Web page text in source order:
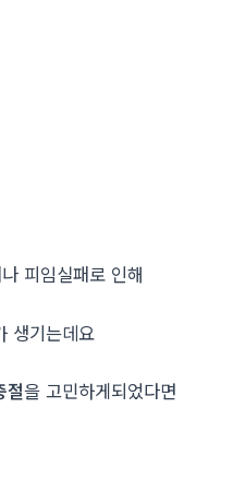
피임실패로 인해
생기는데요
절을 고민하게되었다면